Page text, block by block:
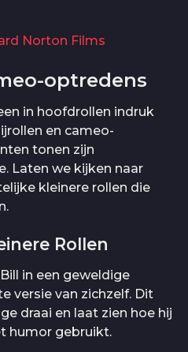
Norton Films
optredens
in hoofdrollen indruk
en cameo-
tonen zijn
Laten we kijken naar
kleinere rollen die
Rollen
in een geweldige
versie van zichzelf. Dit
draai en laat zien hoe hij
humor gebruikt.